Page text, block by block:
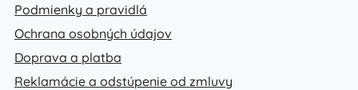
Podmienky a pravidlá
Ochrana osobných údajov
Doprava a platba
Reklamácie a odstúpenie od zmluvy